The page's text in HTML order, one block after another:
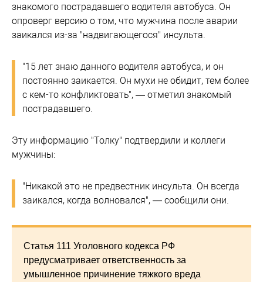
знакомого пострадавшего водителя автобуса. Он
опроверг версию о том, что мужчина после аварии
заикался из-за "надвигающегося" инсульта.
"15 лет знаю данного водителя автобуса, и он
постоянно заикается. Он мухи не обидит, тем более
с кем-то конфликтовать", — отметил знакомый
пострадавшего.
Эту информацию "Толку" подтвердили и коллеги
мужчины:
"Никакой это не предвестник инсульта. Он всегда
заикался, когда волновался", — сообщили они.
Статья 111 Уголовного кодекса РФ
предусматривает ответственность за
умышленное причинение тяжкого вреда